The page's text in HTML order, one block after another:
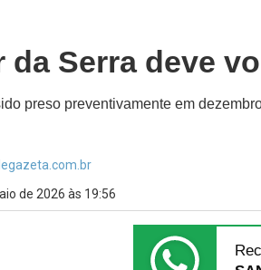
da Serra deve
preso preventivamente em
de 2026 às 19:56